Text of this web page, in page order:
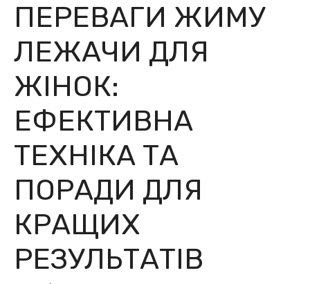
ПЕРЕВАГИ ЖИМУ
ЛЕЖАЧИ ДЛЯ
ЖІНОК:
ЕФЕКТИВНА
ТЕХНІКА ТА
ПОРАДИ ДЛЯ
КРАЩИХ
РЕЗУЛЬТАТІВ